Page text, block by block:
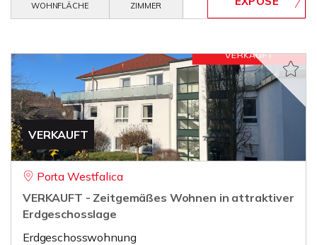
WOHNFLÄCHE
ZIMMER
VERKAUFT
Porta Westfalica
VERKAUFT - Zeitgemäßes Wohnen in attraktiver
Erdgeschosslage
Erdgeschosswohnung